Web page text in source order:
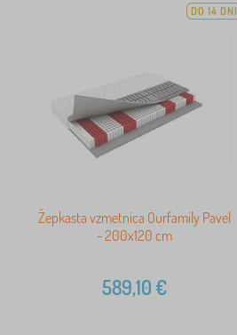
DO 14 DNI
Žepkasta vzmetnica Ourfamily Pavel
- 200x120 cm
589,10€